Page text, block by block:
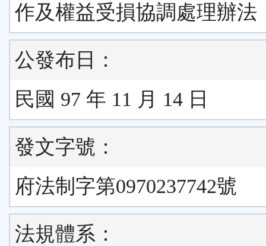
作及權益受損協調處理辦法
公發布日：
民國 97 年 11 月 14 日
發文字號：
府法制字第0970237742號
法規體系：